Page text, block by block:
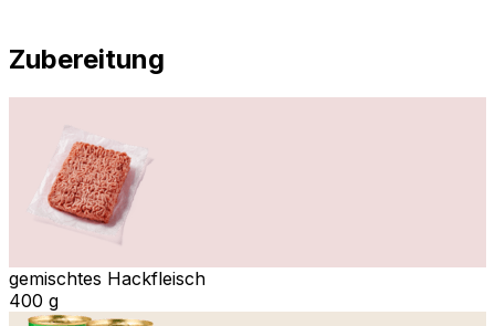
Zubereitung
gemischtes Hackfleisch
400 g